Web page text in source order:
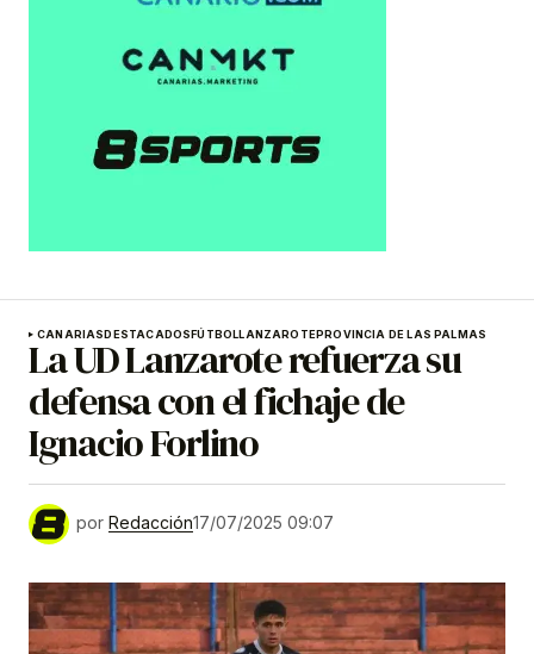
CANARIAS DESTACADOS FÚTBOLLANZAROTEPROVINCIA DE LAS PALMAS
La UD Lanzarote refuerza su
defensa con el fichaje de
Ignacio Forlino
por Redacción17/07/2025 09:07